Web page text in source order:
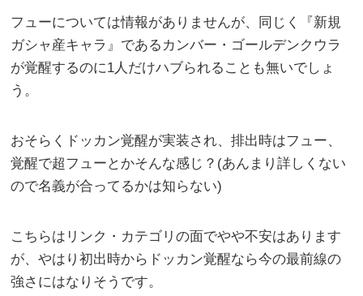
フューについては情報がありませんが、同じく『新規
ガシャ産キャラ』であるカンバー・ゴールデンクウラ
が覚醒するのに1人だけハブられることも無いでしょ
う。
おそらくドッカン覚醒が実装され、排出時はフュー、
覚醒で超フューとかそんな感じ？(あんまり詳しくない
ので名義が合ってるかは知らない)
こちらはリンク・カテゴリの面でやや不安はあります
が、やはり初出時からドッカン覚醒なら今の最前線の
強さにはなりそうです。